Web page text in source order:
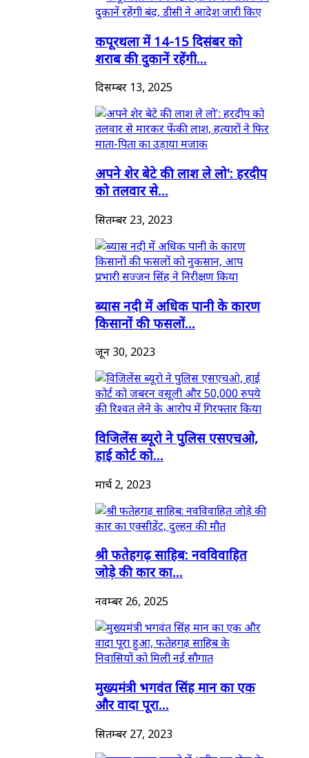
कपूरथला में 14-15 दिसंबर को
शराब की दुकानें रहेंगी...
दिसम्बर 13, 2025
अपने शेर बेटे की लाश ले लो': हरदीप
को तलवार से...
सितम्बर 23, 2023
ब्यास नदी में अधिक पानी के कारण
किसानों की फसलों...
जून 30, 2023
विजिलेंस ब्यूरो ने पुलिस एसएचओ,
हाई कोर्ट को...
मार्च 2, 2023
श्री फतेहगढ़ साहिब: नवविवाहित
जोड़े की कार का...
नवम्बर 26, 2025
मुख्यमंत्री भगवंत सिंह मान का एक
और वादा पूरा...
सितम्बर 27, 2023